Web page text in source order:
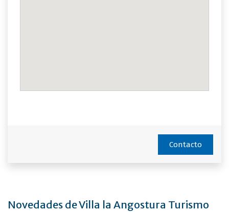
Contacto
Novedades de Villa la Angostura Turismo